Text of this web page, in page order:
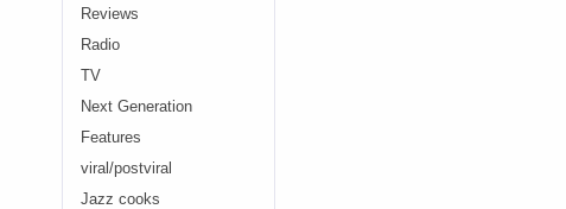
Reviews
Radio
TV
Next Generation
Features
viral/postviral
Jazz cooks